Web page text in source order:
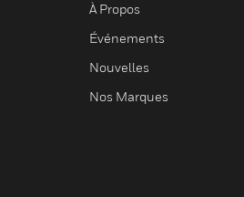
À Propos
Événements
Nouvelles
Nos Marques